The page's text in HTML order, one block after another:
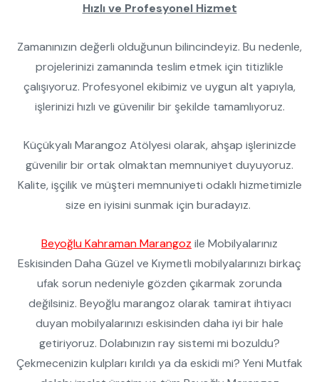
Hızlı ve Profesyonel Hizmet
Zamanınızın değerli olduğunun bilincindeyiz. Bu nedenle,
projelerinizi zamanında teslim etmek için titizlikle
çalışıyoruz. Profesyonel ekibimiz ve uygun alt yapıyla,
işlerinizi hızlı ve güvenilir bir şekilde tamamlıyoruz.
Küçükyalı Marangoz Atölyesi olarak, ahşap işlerinizde
güvenilir bir ortak olmaktan memnuniyet duyuyoruz.
Kalite, işçilik ve müşteri memnuniyeti odaklı hizmetimizle
size en iyisini sunmak için buradayız.
Beyoğlu Kahraman Marangoz ile Mobilyalarınız
Eskisinden Daha Güzel ve Kıymetli mobilyalarınızı birkaç
ufak sorun nedeniyle gözden çıkarmak zorunda
değilsiniz. Beyoğlu marangoz olarak tamirat ihtiyacı
duyan mobilyalarınızı eskisinden daha iyi bir hale
getiriyoruz. Dolabınızın ray sistemi mi bozuldu?
Çekmecenizin kulpları kırıldı ya da eskidi mi? Yeni Mutfak